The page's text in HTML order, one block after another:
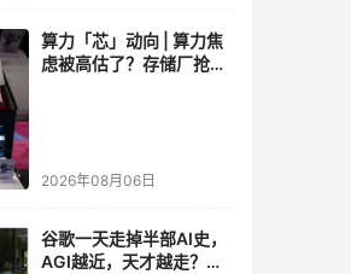
算力「芯」动向 | 算力焦
虑被高估了？存储厂抢了
2026年08月06日
谷歌一天走掉半部AI史，
AGI越近，天才越走？大